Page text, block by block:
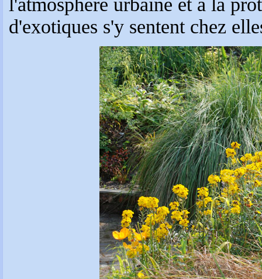
l'atmosphère urbaine et à la
d'exotiques s'y sentent chez